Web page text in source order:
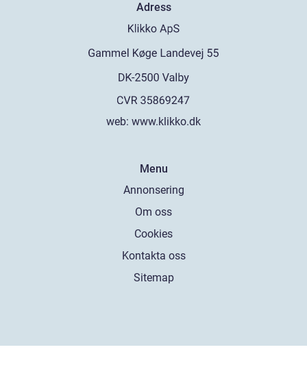
Adress
web: www.klikko.dk
Menu
Annonsering
Om oss
Cookies
Kontakta oss
Sitemap